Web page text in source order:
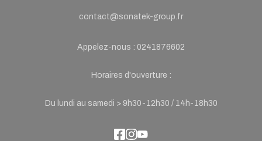
contact@sonatek-group.fr
Appelez-nous : 0241876602
Horaires d'ouverture :
Du lundi au samedi > 9h30-12h30 / 14h-18h30